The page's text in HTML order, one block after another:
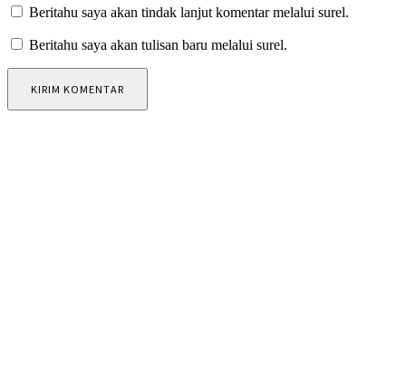
Beritahu saya akan tindak lanjut komentar melalui surel.
Beritahu saya akan tulisan baru melalui surel.